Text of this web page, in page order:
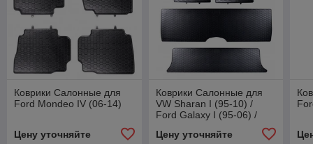
Коврики Салонные для
Ford Mondeo IV (06-14)
Цену уточняйте
Коврики Салонные для
VW Sharan I (95-10) /
Ford Galaxy I (95-06) /
Seats Alhambra (96-10) (7
мест)
Цену уточняйте